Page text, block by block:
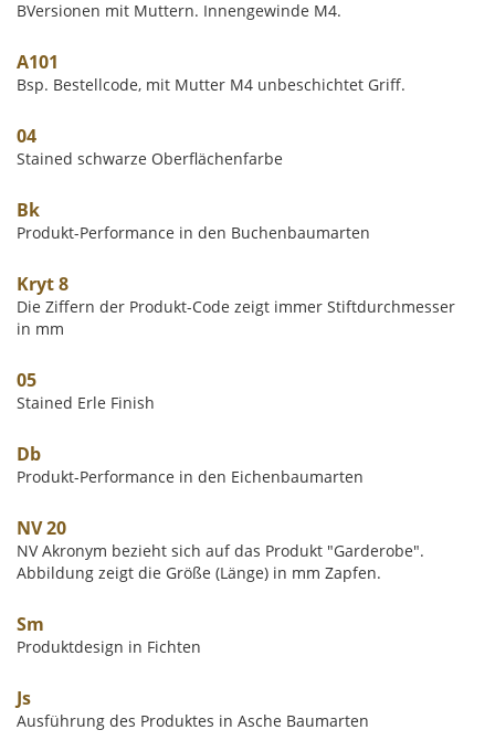
BVersionen mit Muttern. Innengewinde M4.
A101
Bsp. Bestellcode, mit Mutter M4 unbeschichtet Griff.
04
Stained schwarze Oberflächenfarbe
Bk
Produkt-Performance in den Buchenbaumarten
Kryt 8
Die Ziffern der Produkt-Code zeigt immer Stiftdurchmesser
in mm
05
Stained Erle Finish
Db
Produkt-Performance in den Eichenbaumarten
NV 20
NV Akronym bezieht sich auf das Produkt "Garderobe".
Abbildung zeigt die Größe (Länge) in mm Zapfen.
Sm
Produktdesign in Fichten
Js
Ausführung des Produktes in Asche Baumarten